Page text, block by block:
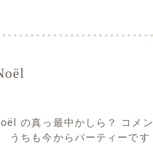
の真っ最中かしら？ コメン
うちも今からパーティーです